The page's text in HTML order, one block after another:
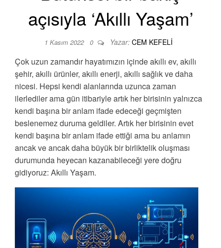
açısıyla ‘Akıllı Yaşam’
1 Kasım 2022 0 Yazar: CEM KEFELI
Çok uzun zamandır hayatımızın içinde akıllı ev, akıllı
şehir, akıllı ürünler, akıllı enerji, akıllı sağlık ve daha
nicesi. Hepsi kendi alanlarında uzunca zaman
ilerlediler ama gün itibariyle artık her birisinin yalnızca
kendi başına bir anlam ifade edeceği geçmişten
beslenemez duruma geldiler. Artık her birisinin evet
kendi başına bir anlam ifade ettiği ama bu anlamın
ancak ve ancak daha büyük bir birliktelik oluşması
durumunda heyecan kazanabileceği yere doğru
gidiyoruz: Akıllı Yaşam.